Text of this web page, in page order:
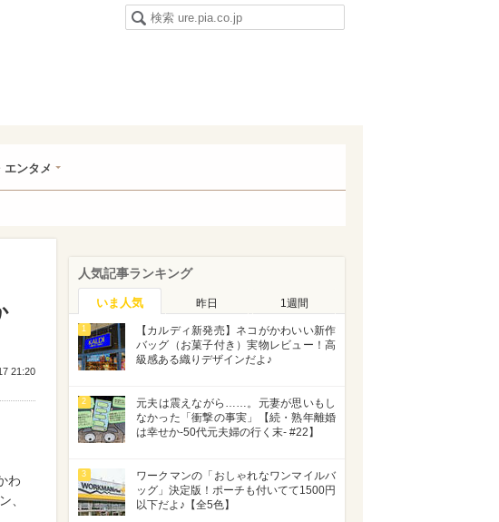
エンタメ
21:20
わ
、
人気記事ランキング
いま人気 昨日 1週間
1
【カルディ新発売】ネコがかわいい新作
バッグ（お菓子付き）実物レビュー！高
級感ある織りデザインだよ♪
2
元夫は震えながら……。元妻が思いもし
なかった「衝撃の事実」【続・熟年離婚
は幸せか-50代元夫婦の行く末- #22】
3
ワークマンの「おしゃれなワンマイルバ
ッグ」決定版！ポーチも付いてて1500円
以下だよ♪【全5色】